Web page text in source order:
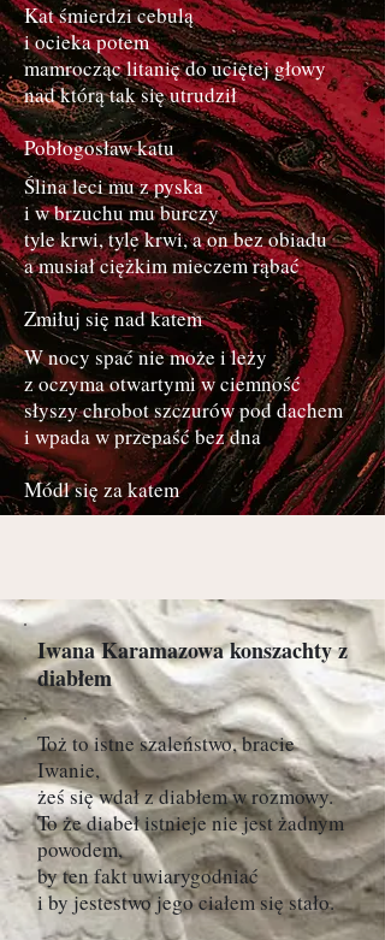
Kat śmierdzi cebulą
i ocieka potem
mamrocząc litanię do uciętej głowy
nad którą tak się utrudził
Pobłogosław katu
Ślina leci mu z pyska
i w brzuchu mu burczy
tyle krwi, tyle krwi, a on bez obiadu
a musiał ciężkim mieczem rąbać
Zmiłuj się nad katem
W nocy spać nie może i leży
z oczyma otwartymi w ciemność
słyszy chrobot szczurów pod dachem
i wpada w przepaść bez dna
Módl się za katem
Iwana Karamazowa konszachty z
diabłem
Toż to istne szaleństwo, bracie
Iwanie,
żeś się wdał z diabłem w rozmowy.
To że diabeł istnieje nie jest żadnym
powodem,
by ten fakt uwiarygodniać
i by jestestwo jego ciałem się stało.